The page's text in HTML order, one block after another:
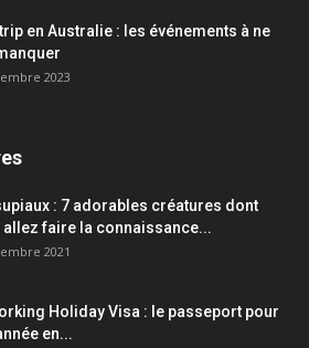
en Australie : les événements à ne
2023
: 7 adorables créatures dont
allez faire la connaissance...
2021
Holiday Visa : le passeport pour
en...